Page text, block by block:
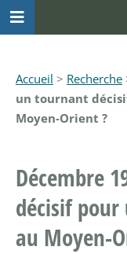
Accueil > Recherche
un tournant
Moyen-Orient ?
Décembre
décisif
au Moyen-